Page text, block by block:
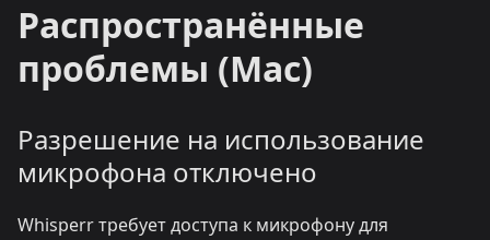
Распространённые
проблемы (Mac)
Разрешение на использование
микрофона отключено
Whisperr требует доступа к микрофону для